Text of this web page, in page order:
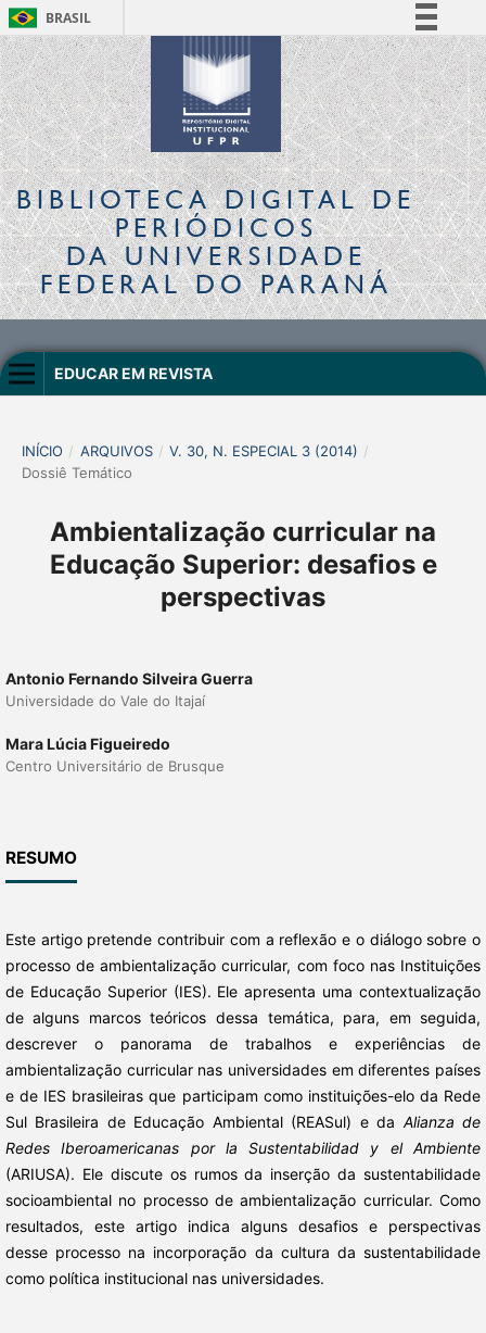
BRASIL
Simplifique!
Comunica BR
Participe
Acesso à informação
Legislação
Canais
BIBLIOTECA DIGITALDE
PERIÓDICOS
DA UNIVERSIDADE
FEDERAL DO PARANÁ
EDUCAR EM REVISTA
INÍCIO / ARQUIVOS / V. 30, N. ESPECIAL 3 (2014) /
Dossiê Temático
Ambientalização curricular na
Educação Superior: desafios e
perspectivas
Antonio Fernando Silveira Guerra
Universidade do Vale do Itajaí
Mara Lúcia Figueiredo
Centro Universitário de Brusque
RESUMO
Este artigo pretende contribuir com a reflexão e o diálogo sobre o
processo de ambientalização curricular, com foco nas Instituições
de Educação Superior (IES). Ele apresenta uma contextualização
de alguns marcos teóricos dessa temática, para, em seguida,
descrever o panorama de trabalhos e experiências de
ambientalização curricular nas universidades em diferentes países
e de IES brasileiras que participam como instituições-elo da Rede
Sul Brasileira de Educação Ambiental (REASul) e da Alianza de
Redes Iberoamericanas por la Sustentabilidad y el Ambiente
(ARIUSA). Ele discute os rumos da inserção da sustentabilidade
socioambiental no processo de ambientalização curricular. Como
resultados, este artigo indica alguns desafios e perspectivas
desse processo na incorporação da cultura da sustentabilidade
como política institucional nas universidades.